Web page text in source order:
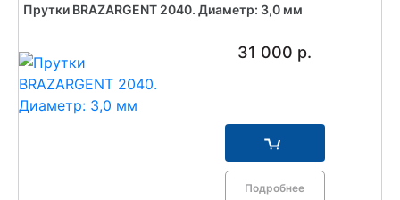
Прутки BRAZARGENT 2040. Диаметр: 3,0 мм
31 000 р.
Подробнее